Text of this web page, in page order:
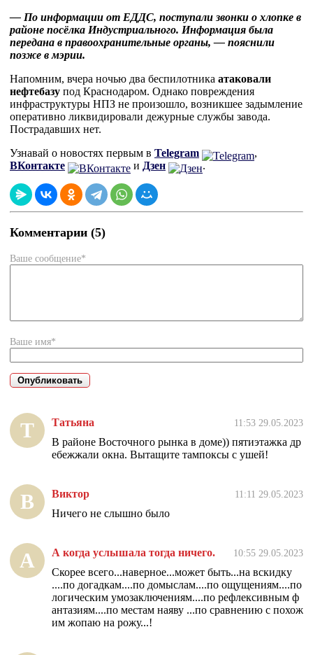
— По информации от ЕДДС, поступали звонки о хлопке в
районе посёлка Индустриального. Информация была
передана в правоохранительные органы, — пояснили
позже в мэрии.
Напомним, вчера ночью два беспилотника атаковали
нефтебазу под Краснодаром. Однако повреждения
инфраструктуры НПЗ не произошло, возникшее задымление
оперативно ликвидировали дежурные службы завода.
Пострадавших нет.
Узнавай о новостях первым в Telegram
,
ВКонтакте
и Дзен .
Комментарии (5)
Ваше сообщение*
Ваше имя*
Т Татьяна 11:53 29.05.2023
В районе Восточного рынка в доме)) пятиэтажка др
ебежжали окна. Вытащите тампоксы с ушей!
В Виктор 11:11 29.05.2023
Ничего не слышно было
А А когда услышала тогда ничего. 10:55 29.05.2023
Скорее всего...наверное...может быть...на вскидку
....по догадкам....по домыслам....по ощущениям....по
логическим умозаключениям....по рефлексивным ф
антазиям....по местам наяву ...по сравнению с похож
им жопаю на рожу...!